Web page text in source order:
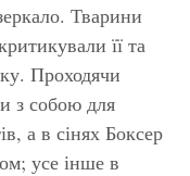
Тварини
її та
Проходячи
з собою для
а в сінях Боксер
усе інше в